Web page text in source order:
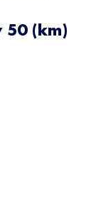
50 (km)